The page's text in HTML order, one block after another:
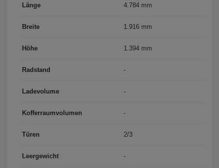
Länge 4.784 mm
Breite 1.916 mm
Höhe 1.394 mm
Radstand -
Ladevolume -
Kofferraumvolumen -
Türen 2/3
Leergewicht -